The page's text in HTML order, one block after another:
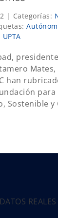
| Categorías:
UPTA
han
Sostenible y